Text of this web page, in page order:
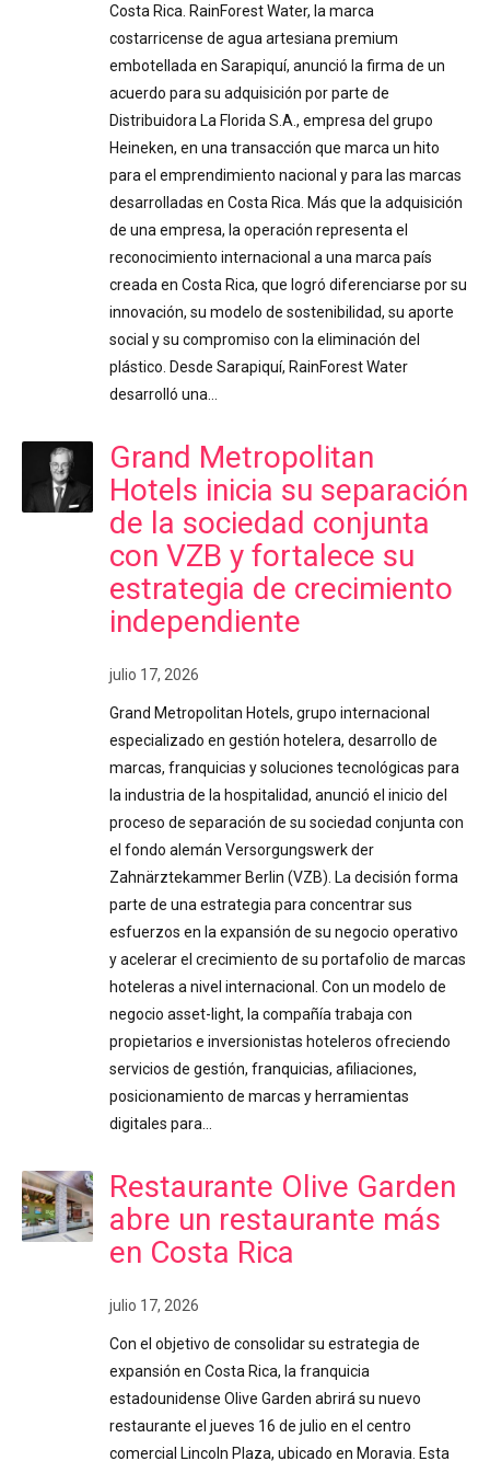
Costa Rica. RainForest Water, la marca
costarricense de agua artesiana premium
embotellada en Sarapiquí, anunció la firma de un
acuerdo para su adquisición por parte de
Distribuidora La Florida S.A., empresa del grupo
Heineken, en una transacción que marca un hito
para el emprendimiento nacional y para las marcas
desarrolladas en Costa Rica. Más que la adquisición
de una empresa, la operación representa el
reconocimiento internacional a una marca país
creada en Costa Rica, que logró diferenciarse por su
innovación, su modelo de sostenibilidad, su aporte
social y su compromiso con la eliminación del
plástico. Desde Sarapiquí, RainForest Water
desarrolló una…
Grand Metropolitan
Hotels inicia su separación
de la sociedad conjunta
con VZB y fortalece su
estrategia de crecimiento
independiente
julio 17, 2026
Grand Metropolitan Hotels, grupo internacional
especializado en gestión hotelera, desarrollo de
marcas, franquicias y soluciones tecnológicas para
la industria de la hospitalidad, anunció el inicio del
proceso de separación de su sociedad conjunta con
el fondo alemán Versorgungswerk der
Zahnärztekammer Berlin (VZB). La decisión forma
parte de una estrategia para concentrar sus
esfuerzos en la expansión de su negocio operativo
y acelerar el crecimiento de su portafolio de marcas
hoteleras a nivel internacional. Con un modelo de
negocio asset-light, la compañía trabaja con
propietarios e inversionistas hoteleros ofreciendo
servicios de gestión, franquicias, afiliaciones,
posicionamiento de marcas y herramientas
digitales para…
Restaurante Olive Garden
abre un restaurante más
en Costa Rica
julio 17, 2026
Con el objetivo de consolidar su estrategia de
expansión en Costa Rica, la franquicia
estadounidense Olive Garden abrirá su nuevo
restaurante el jueves 16 de julio en el centro
comercial Lincoln Plaza, ubicado en Moravia. Esta